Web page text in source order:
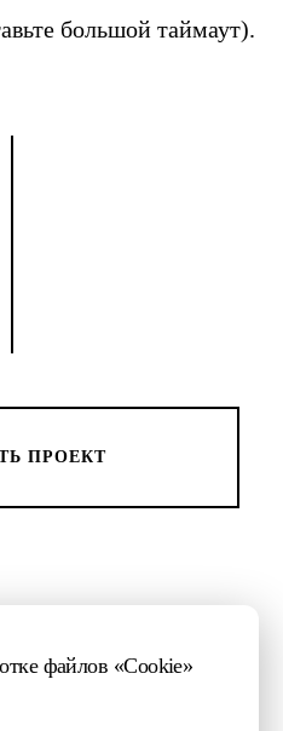
большой таймаут).
ПРОЕКТ
файлов «Cookie»